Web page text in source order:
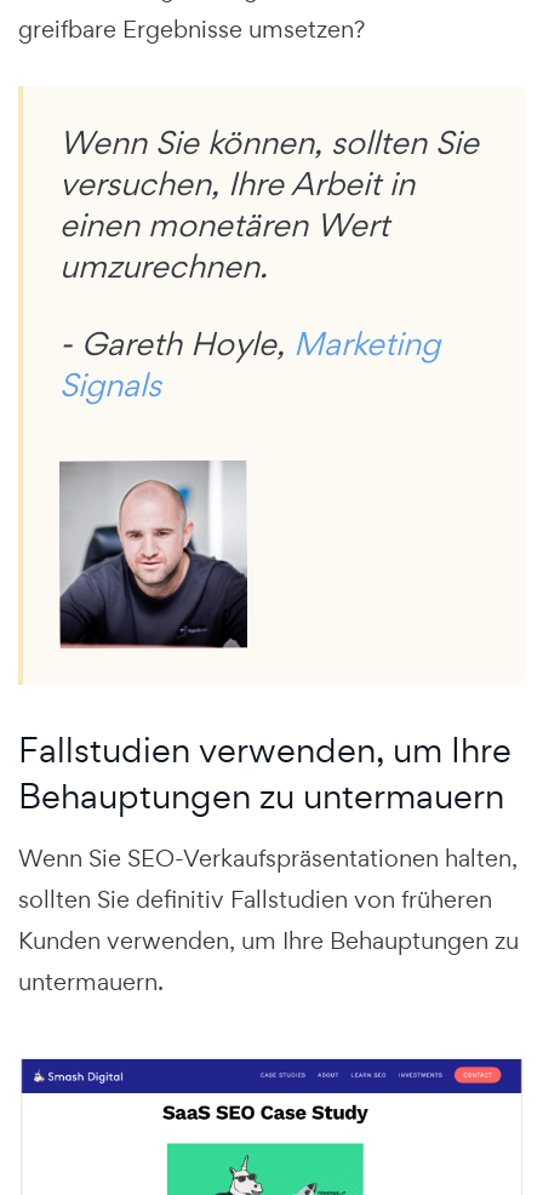
greifbare Ergebnisse umsetzen?
Wenn Sie können, sollten Sie
versuchen, Ihre Arbeit in
einen monetären Wert
umzurechnen.
- Gareth Hoyle, Marketing
Signals
Fallstudien verwenden, um Ihre
Behauptungen zu untermauern
Wenn Sie SEO-Verkaufspräsentationen halten,
sollten Sie definitiv Fallstudien von früheren
Kunden verwenden, um Ihre Behauptungen zu
untermauern.